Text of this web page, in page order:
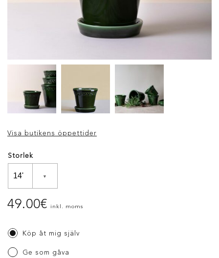
Visa butikens öppettider
Storlek
49.00€ inkl. moms
Köp åt mig själv
Ge som gåva